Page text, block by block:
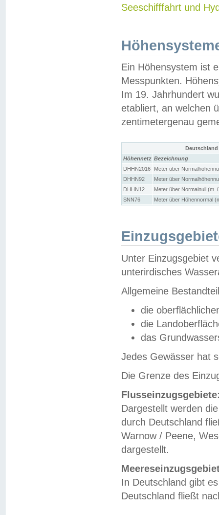
Seeschifffahrt und
Ein Höhensystem ist
Messpunkten.
Im 19. Jahrhundert
etabliert, an welchen
zentimetergenau
Höhennetz Bezeichnung
DHHN2016
Meter über
DHHN92
Meter über
DHHN12
Meter über Normalnull (m.
SNN76
Meter über Höhennormal
Unter Einzugsgebiet
unterirdisches
Allgemeine
die
die
das
Jedes Gewässer hat
Die Grenze des
Dargestellt werden
durch Deutschland
Warnow / Peene,
dargestellt.
In Deutschland gibt
Deutschland fließt